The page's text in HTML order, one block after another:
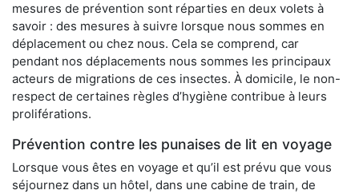
mesures de prévention sont réparties en deux volets à
savoir : des mesures à suivre lorsque nous sommes en
déplacement ou chez nous. Cela se comprend, car
pendant nos déplacements nous sommes les principaux
acteurs de migrations de ces insectes. À domicile, le non-
respect de certaines règles d’hygiène contribue à leurs
proliférations.
Prévention contre les punaises de lit en voyage
Lorsque vous êtes en voyage et qu’il est prévu que vous
séjournez dans un hôtel, dans une cabine de train, de